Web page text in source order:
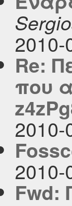
2010-
Re:
που
2010-
2010-
Fwd: